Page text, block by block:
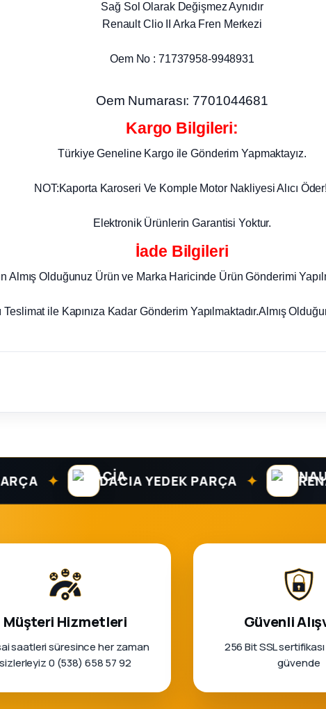
Sağ Sol Olarak Değişmez Aynıdır
Renault Clio II Arka Fren Merkezi
Oem No : 71737958-9948931
Oem Numarası: 7701044681
Kargo Bilgileri:
Türkiye Geneline Kargo ile Gönderim Yapmaktayız.
NOT:Kaporta Karoseri Ve Komple Motor Nakliyesi Alıcı
Elektronik Ürünlerin Garantisi Yoktur.
İade Bilgileri
Almış Olduğunuz Ürün ve Marka Haricinde Ürün Gönderimi
ile Kapınıza Kadar Gönderim Yapılmaktadır.Almış
✦ DACIA YEDEK PARÇA ✦
Müşteri Hizmetleri
saatleri süresince her zaman
sizlerleyiz 0 (538) 658 57 92
Güvenli
256 Bit SSL sertifikası
güvende